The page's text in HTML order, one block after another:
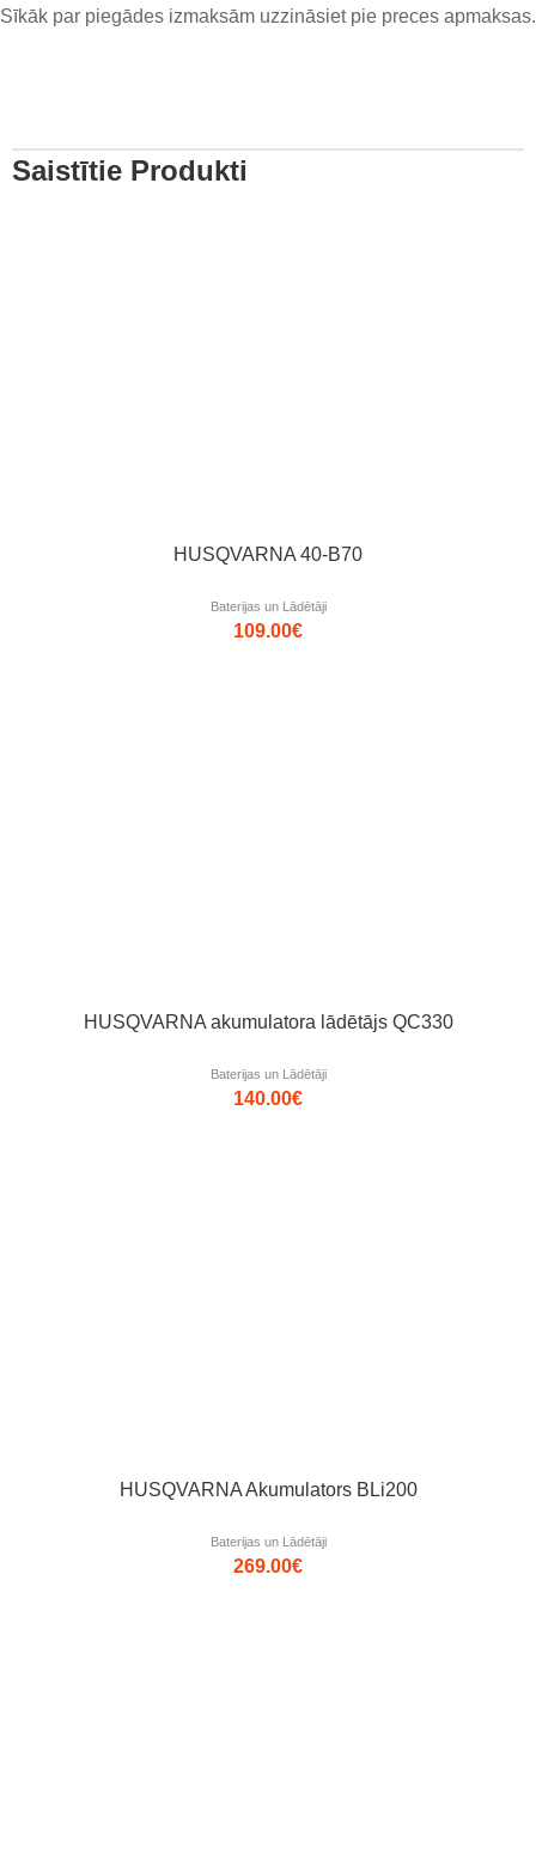
Sīkāk par piegādes izmaksām uzzināsiet pie preces apmaksas.
Saistītie Produkti
HUSQVARNA 40-B70
Baterijas un Lādētāji
109.00€
HUSQVARNA akumulatora lādētājs QC330
Baterijas un Lādētāji
140.00€
HUSQVARNA Akumulators BLi200
Baterijas un Lādētāji
269.00€